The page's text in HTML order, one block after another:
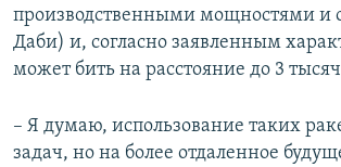
производственными мощностями и
Даби) и, согласно заявленным
может бить на расстояние до 3
– Я думаю, использование таких
задач, но на более отдаленное